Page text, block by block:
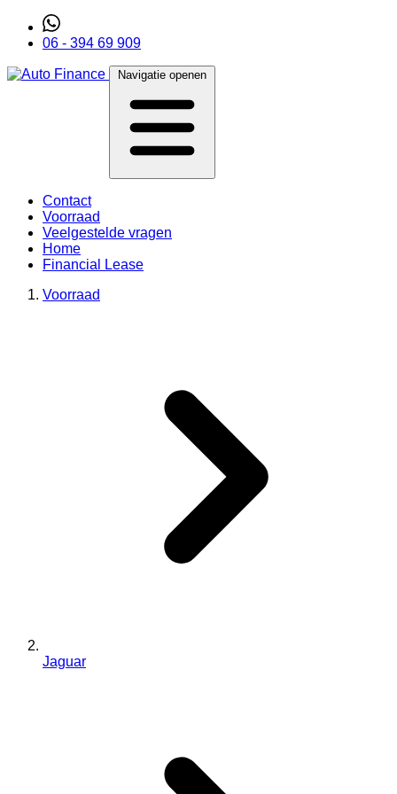
06 - 394 69 909
Navigatie openen
Contact
Voorraad
Veelgestelde vragen
Home
Financial Lease
Voorraad
Jaguar